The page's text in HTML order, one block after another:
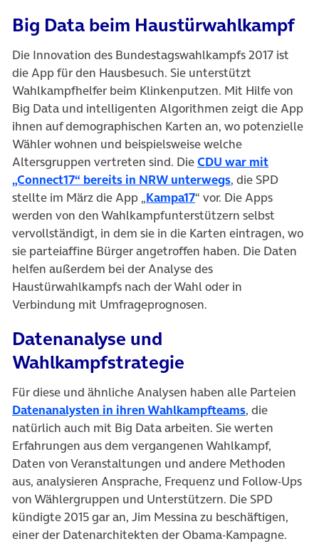
Big Data beim Haustürwahlkampf
Die Innovation des Bundestagswahlkampfs 2017 ist
die App für den Hausbesuch. Sie unterstützt
Wahlkampfhelfer beim Klinkenputzen. Mit Hilfe von
Big Data und intelligenten Algorithmen zeigt die App
ihnen auf demographischen Karten an, wo potenzielle
Wähler wohnen und beispielsweise welche
Altersgruppen vertreten sind. DieCDU war mit
„Connect17“ bereits in NRW unterwegs(öffnet in
, die SPD
stellte im März die App „Kampa17(öffnet in neuem Tab)
“ vor. Die Apps
werden von den Wahlkampfunterstützern selbst
vervollständigt, in dem sie in die Karten eintragen, wo
sie parteiaffine Bürger angetroffen haben. Die Daten
helfen außerdem bei der Analyse des
Haustürwahlkampfs nach der Wahl oder in
Verbindung mit Umfrageprognosen.
Datenanalyse und
Wahlkampfstrategie
Für diese und ähnliche Analysen haben alle Parteien
Datenanalysten in ihren Wahlkampfteams(öffnet in
, die
natürlich auch mit Big Data arbeiten. Sie werten
Erfahrungen aus dem vergangenen Wahlkampf,
Daten von Veranstaltungen und andere Methoden
aus, analysieren Ansprache, Frequenz und Follow-Ups
von Wählergruppen und Unterstützern. Die SPD
kündigte 2015 gar an, Jim Messina zu beschäftigen,
einer der Datenarchitekten der Obama-Kampagne.